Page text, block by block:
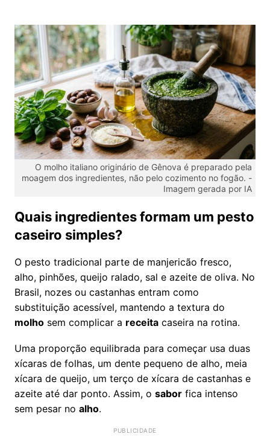
O molho italiano originário de Gênova é preparado pela
moagem dos ingredientes, não pelo cozimento no fogão. -
Imagem gerada por IA
Quais ingredientes formam um pesto
caseiro simples?
O pesto tradicional parte de manjericão fresco,
alho, pinhões, queijo ralado, sal e azeite de oliva. No
Brasil, nozes ou castanhas entram como
substituição acessível, mantendo a textura do
molho sem complicar a receita caseira na rotina.
Uma proporção equilibrada para começar usa duas
xícaras de folhas, um dente pequeno de alho, meia
xícara de queijo, um terço de xícara de castanhas e
azeite até dar ponto. Assim, o sabor fica intenso
sem pesar no alho.